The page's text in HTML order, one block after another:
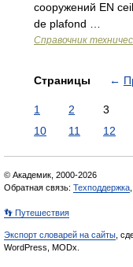
сооружений EN
de plafond …
Справочник
Страницы ←
1 2 3
10
11 12
© Академик, 2000-2026
Обратная связь: Техподдержка
👣 Путешествия
Экспорт словарей на сайты ,
WordPress, MODx.